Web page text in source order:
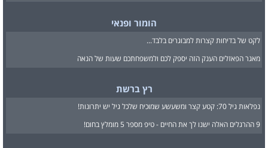
הומור ופנאי
לקט של בדיחות קצרות למבוגרים בלבד...
מאגר הפאזלים הענק הזה יספק לכם ולמשפחתכם שעות של הנאה
רץ ברשת
נפלאות גיל 70: קטע קצר ומשעשע שמוכיח שלכל גיל יש יתרונות!
9 ההרגלים האלה ישנו לך את החיים - טיפ מספר 5 מומלץ בחום!